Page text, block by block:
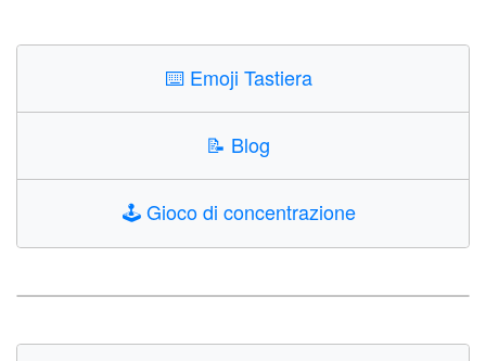
⌨️ Emoji Tastiera
📝 Blog
🕹️Gioco di concentrazione